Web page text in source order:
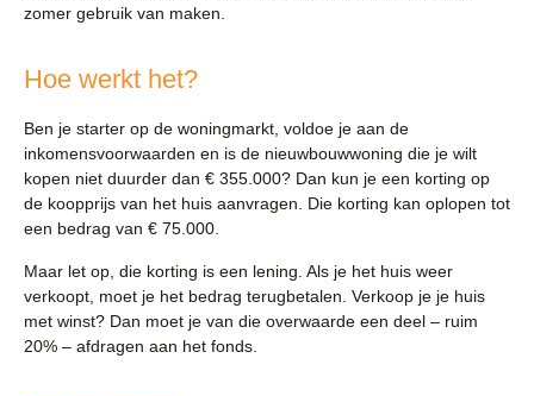
zomer gebruik van maken.
Hoe werkt het?
Ben je starter op de woningmarkt, voldoe je aan de
inkomensvoorwaarden en is de nieuwbouwwoning die je wilt
kopen niet duurder dan € 355.000? Dan kun je een korting op
de koopprijs van het huis aanvragen. Die korting kan oplopen tot
een bedrag van € 75.000.
Maar let op, die korting is een lening. Als je het huis weer
verkoopt, moet je het bedrag terugbetalen. Verkoop je je huis
met winst? Dan moet je van die overwaarde een deel – ruim
20% – afdragen aan het fonds.